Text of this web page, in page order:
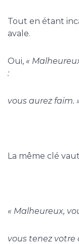
Tout en étant
avale.
Oui, «
:
vous aurez faim.
La même clé
« Malheureux,
vous tenez votre